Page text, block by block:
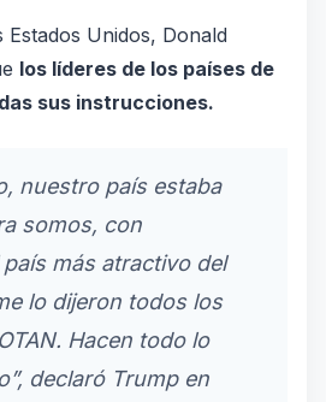
Estados Unidos, Donald
los líderes de los países de
sus instrucciones.
nuestro país estaba
somos, con
más atractivo del
lo dijeron todos los
Hacen todo lo
declaró Trump en